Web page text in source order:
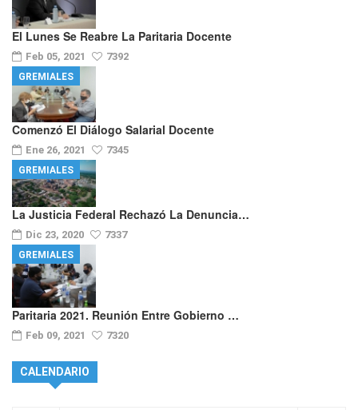
El Lunes Se Reabre La Paritaria Docente
Feb 05, 2021 7392
Comenzó El Diálogo Salarial Docente
Ene 26, 2021 7345
GREMIALES
La Justicia Federal Rechazó La Denuncia…
Dic 23, 2020 7337
GREMIALES
Paritaria 2021. Reunión Entre Gobierno …
Feb 09, 2021 7320
GREMIALES
CALENDARIO